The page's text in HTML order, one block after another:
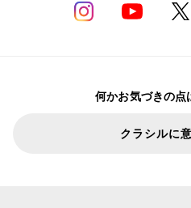
何かお気づきの点
クラシルに